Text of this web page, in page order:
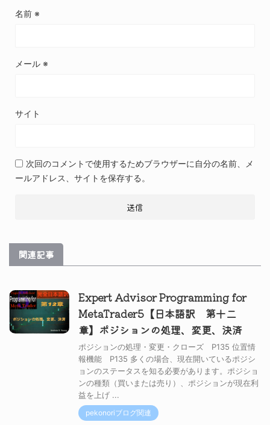
名前 ※
メール ※
サイト
次回のコメントで使用するためブラウザーに自分の名前、メ
ールアドレス、サイトを保存する。
関連記事
Expert Advisor Programming for
MetaTrader5【日本語訳 第十二
章】ポジションの処理、変更、決済
ポジションの処理・変更・クローズ P135 位置情
報機能 P135 多くの場合、現在開いているポジシ
ョンのステータスを知る必要があります。ポジショ
ンの種類（買いまたは売り）、ポジションが現在利
益を上げ ...
pekonoriブログ関連